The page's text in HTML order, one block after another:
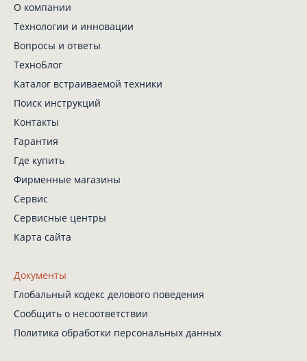
О компании
Технологии и инновации
Вопросы и ответы
ТехноБлог
Каталог встраиваемой техники
Поиск инструкций
Контакты
Гарантия
Где купить
Фирменные магазины
Сервис
Сервисные центры
Карта сайта
Документы
Глобальный кодекс делового поведения
Сообщить о несоответствии
Политика обработки персональных данных